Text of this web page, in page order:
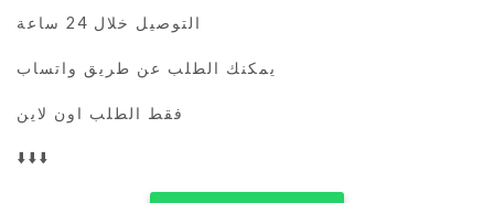
التوصيل خلال 24 ساعة
يمكنك الطلب عن طريق واتساب
فقط الطلب اون لاين
⬇️⬇️⬇️